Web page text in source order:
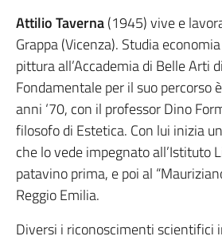
Attilio Taverna(1945) vive e
Grappa (Vicenza). Studia economia
pittura all’Accademia di Belle Arti
Fondamentale per il suo percorso
anni ‘70, con il professor Dino
filosofo di Estetica. Con lui inizia
che lo vede impegnato all’Istituto
patavino prima, e poi al
Reggio Emilia.
Diversi i riconoscimenti scientifici